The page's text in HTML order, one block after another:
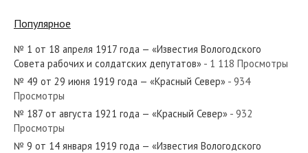
№ 81 от апреля 1958 года — «Красный Север»
№ 209 от сентября 1983 года — «Красный Север»
Популярное
№ 1 от 18 апреля 1917 года — «Известия Вологодского
Совета рабочих и солдатских депутатов» - 1 118 Просмотры
№ 49 от 29 июня 1919 года — «Красный Север» - 934
Просмотры
№ 187 от августа 1921 года — «Красный Север» - 932
Просмотры
№ 9 от 14 января 1919 года — «Известия Вологодского